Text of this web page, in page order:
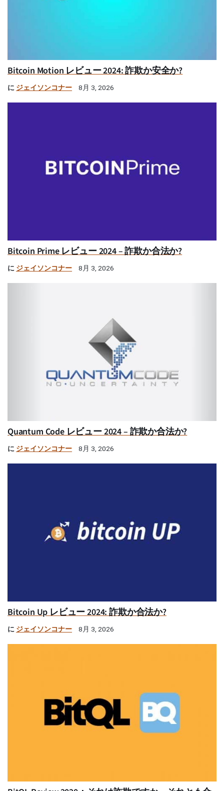
Bitcoin Motion レビュー 2024: 詐欺か安全か?
に ジェイソンコナー 8月 3, 2026
Bitcoin Prime レビュー 2024 – 詐欺か合法か?
に ジェイソンコナー 8月 3, 2026
Quantum Code レビュー 2024 – 詐欺か合法か?
に ジェイソンコナー 8月 3, 2026
Bitcoin Up レビュー 2024: 詐欺か合法か?
に ジェイソンコナー 8月 3, 2026